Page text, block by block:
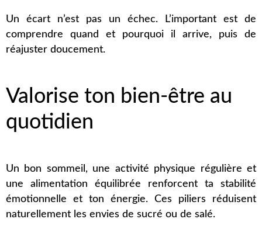
Un écart n’est pas un échec. L’important est de
comprendre quand et pourquoi il arrive, puis de
réajuster doucement.
Valorise ton bien-être au
quotidien
Un bon sommeil, une activité physique régulière et
une alimentation équilibrée renforcent ta stabilité
émotionnelle et ton énergie. Ces piliers réduisent
naturellement les envies de sucré ou de salé.